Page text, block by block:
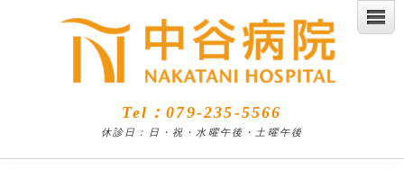
Tel：079-235-5566
休診日：日・祝・水曜午後・土曜午後